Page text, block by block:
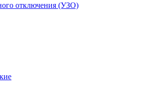
отключения (УЗО)